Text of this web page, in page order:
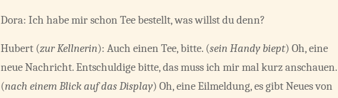
Dora: Ich habe mir schon Tee bestellt, was willst du denn?
Hubert (zur Kellnerin): Auch einen Tee, bitte. (sein Handy biept) Oh, eine
neue Nachricht. Entschuldige bitte, das muss ich mir mal kurz anschauen.
(nach einem Blick auf das Display) Oh, eine Eilmeldung, es gibt Neues von